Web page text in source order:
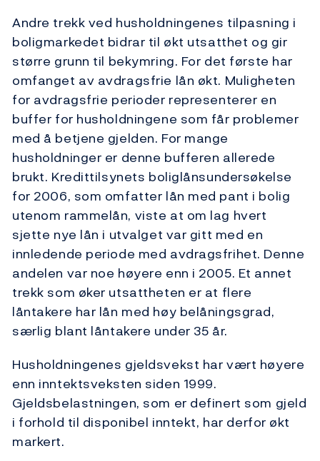
Andre trekk ved husholdningenes tilpasning i
boligmarkedet bidrar til økt utsatthet og gir
større grunn til bekymring. For det første har
omfanget av avdragsfrie lån økt. Muligheten
for avdragsfrie perioder representerer en
buffer for husholdningene som får problemer
med å betjene gjelden. For mange
husholdninger er denne bufferen allerede
brukt. Kredittilsynets boliglånsundersøkelse
for 2006, som omfatter lån med pant i bolig
utenom rammelån, viste at om lag hvert
sjette nye lån i utvalget var gitt med en
innledende periode med avdragsfrihet. Denne
andelen var noe høyere enn i 2005. Et annet
trekk som øker utsattheten er at flere
låntakere har lån med høy belåningsgrad,
særlig blant låntakere under 35 år.
Husholdningenes gjeldsvekst har vært høyere
enn inntektsveksten siden 1999.
Gjeldsbelastningen, som er definert som gjeld
i forhold til disponibel inntekt, har derfor økt
markert.